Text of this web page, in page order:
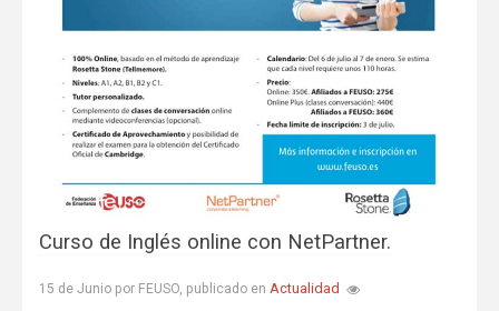
Curso de Inglés online con NetPartner.
15 de Junio por FEUSO, publicado en Actualidad